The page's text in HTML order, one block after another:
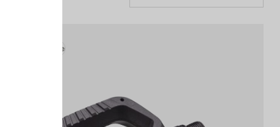
Gravel Adventure